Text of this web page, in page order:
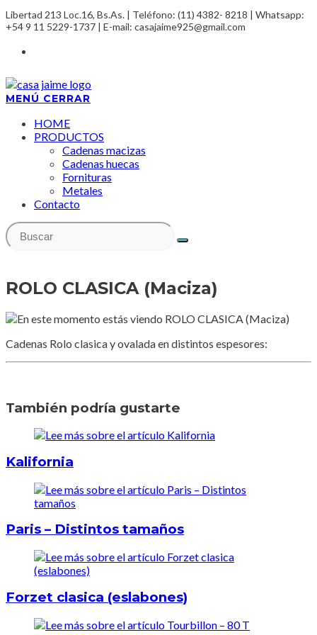
Saltar
al
Libertad 213 Loc.16, Bs.As. | Teléfono: (11) 4382- 8218 | Whatsapp:
+54 9 11 5229-1737 | E-mail: casajaime925@gmail.com
MENÚ CERRAR
HOME
PRODUCTOS
Cadenas macizas
Cadenas huecas
Fornituras
Metales
Contacto
ROLO CLASICA (Maciza)
Cadenas Rolo clasica y ovalada en distintos espesores:
También podría gustarte
Kalifornia
Paris – Distintos tamaños
Forzet clasica (eslabones)